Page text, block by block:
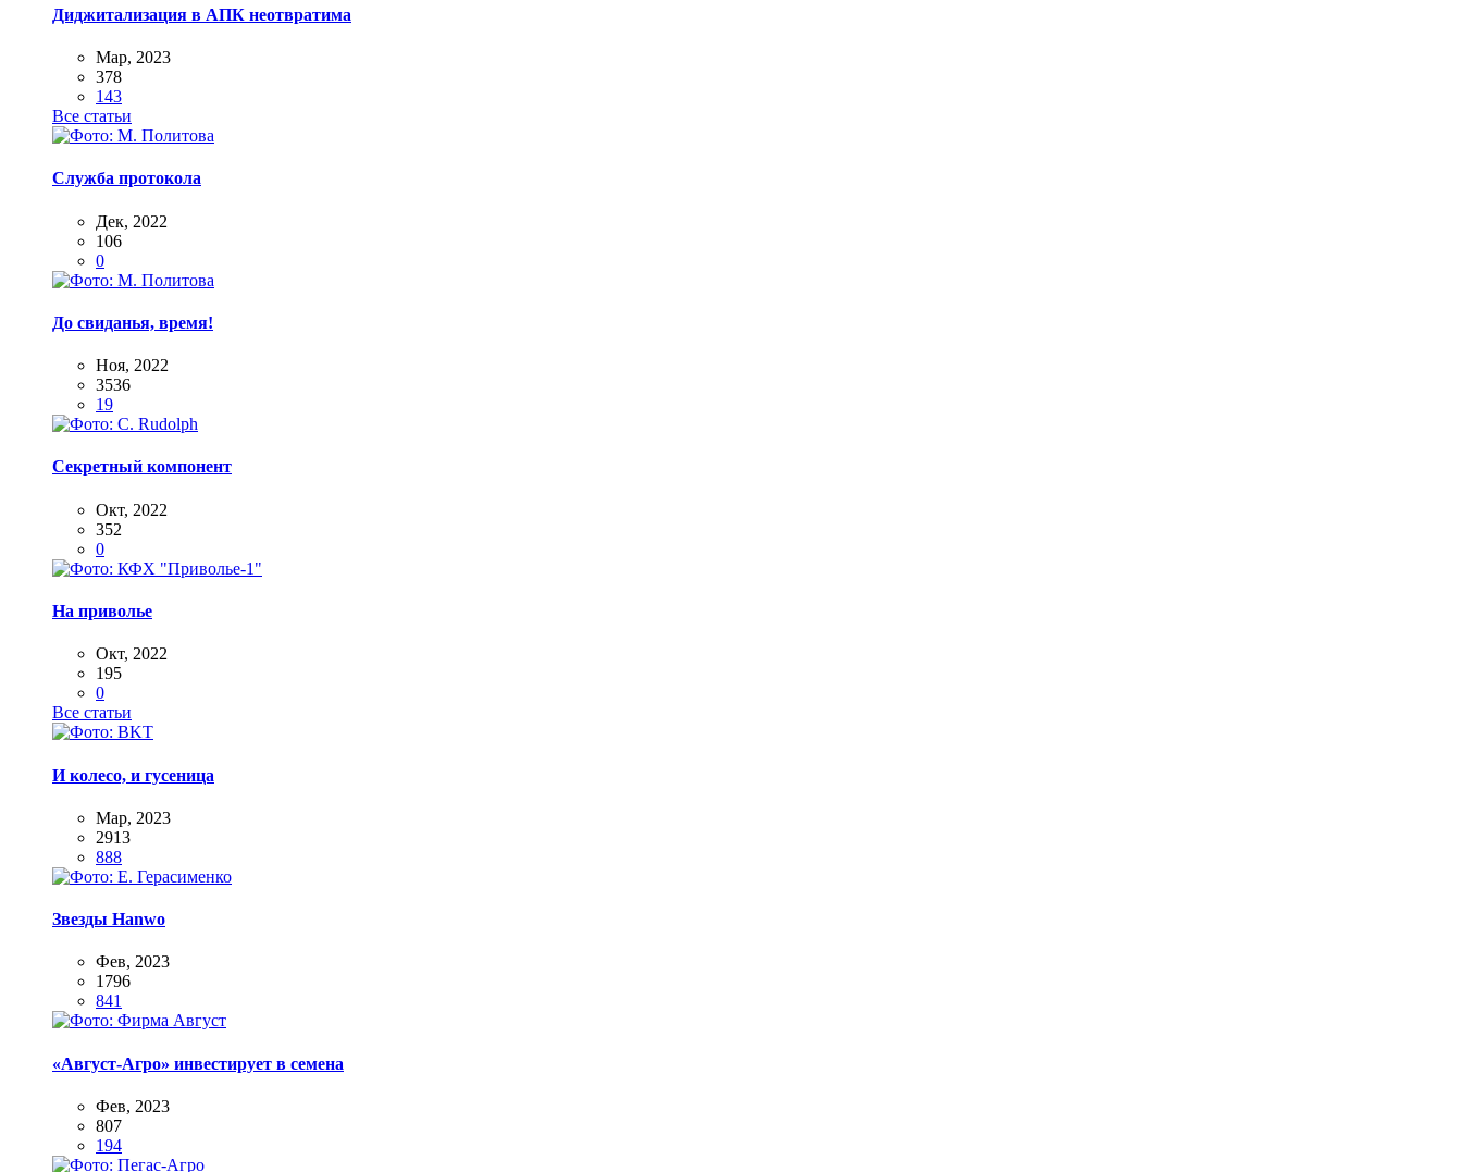
Диджитализация в АПК неотвратима
Мар, 2023
378
143
Все статьи
Служба протокола
Дек, 2022
106
0
До свиданья, время!
Ноя, 2022
3536
19
Секретный компонент
Окт, 2022
352
0
На приволье
Окт, 2022
195
0
Все статьи
И колесо, и гусеница
Мар, 2023
2913
888
Звезды Hanwo
Фев, 2023
1796
841
«Август-Агро» инвестирует в семена
Фев, 2023
807
194